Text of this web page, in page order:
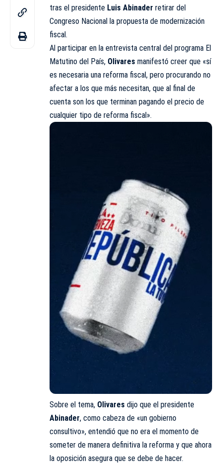
tras el presidente Luis Abinader retirar del
Congreso Nacional la propuesta de modernización
fiscal.
Al participar en la entrevista central del programa El
Matutino del País, Olivares manifestó creer que «sí
es necesaria una reforma fiscal, pero procurando no
afectar a los que más necesitan, que al final de
cuenta son los que terminan pagando el precio de
cualquier tipo de reforma fiscal».
Sobre el tema, Olivares dijo que el presidente
Abinader, como cabeza de «un gobierno
consultivo», entendió que no era el momento de
someter de manera definitiva la reforma y que ahora
la oposición asegura que se debe de hacer.